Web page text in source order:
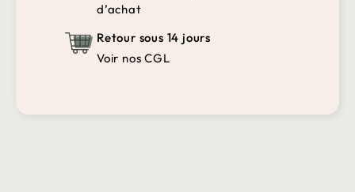
d’achat
Retour sous 14 jours
Voir nos CGL